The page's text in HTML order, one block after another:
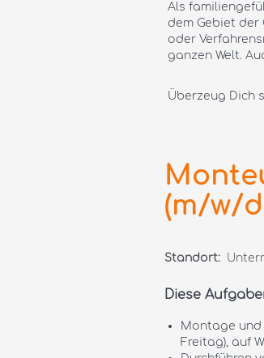
Als
dem Gebiet
oder
ganzen Welt.
Überzeug Dich
(m/w/
Standort:
Diese
Montage und
Freitag), auf